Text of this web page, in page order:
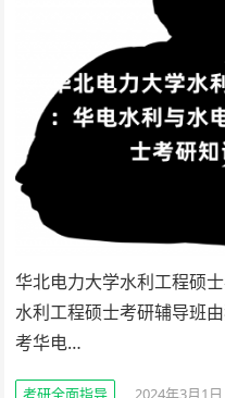
华北电力大学水利工程硕
水利工程硕士考研辅导班
考华电…